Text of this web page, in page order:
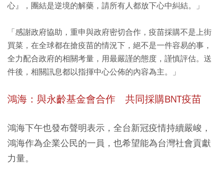
心』，團結是逆境的解藥，請所有人都放下心中糾結。」
「感謝政府協助，重申與政府密切合作， 疫苗採購不是上街
買菜，在全球都在搶疫苗的情況下，絕不是一件容易的事 ，
全力配合政府的相關考量，用最嚴謹的態度，謹慎評估。 送
件後，相關訊息都以指揮中心公佈的內容為主。
」
鴻海：與永齡基金會合作 共同採購BNT疫苗
鴻海下午也發布聲明表示，全台新冠疫情持續嚴峻，
鴻海作為企業公民的一員，也希望能為台灣社會貢獻
力量。